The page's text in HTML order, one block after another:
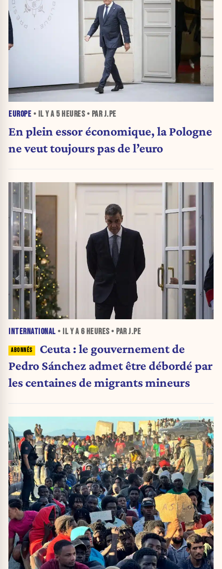
EUROPE • IL Y A 5 HEURES• PAR J.PE
En plein essor économique, la Pologne
ne veut toujours pas de l’euro
INTERNATIONAL • IL Y A 6 HEURES• PAR J.PE
Ceuta : le gouvernement de
Pedro Sánchez admet être débordé par
les centaines de migrants mineurs